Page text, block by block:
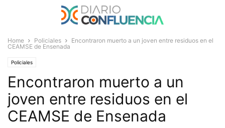
Home Policiales
Encontraron muerto a un joven entre residuos en el
CEAMSE de Ensenada
Policiales
Encontraron muerto a un
joven entre residuos en el
CEAMSE de Ensenada